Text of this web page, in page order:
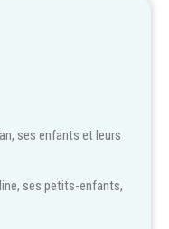
ses enfants et leurs
ses petits-enfants,